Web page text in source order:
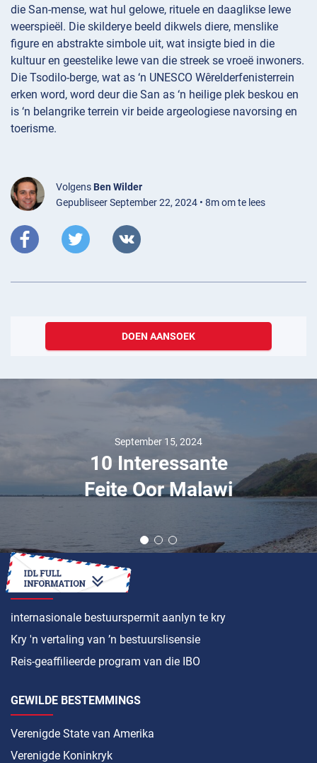
die San-mense, wat hul gelowe, rituele en daaglikse lewe
weerspieël. Die skilderye beeld dikwels diere, menslike
figure en abstrakte simbole uit, wat insigte bied in die
kultuur en geestelike lewe van die streek se vroeë inwoners.
Die Tsodilo-berge, wat as ‘n UNESCO Wêrelderfenisterrein
erken word, word deur die San as ‘n heilige plek beskou en
is ‘n belangrike terrein vir beide argeologiese navorsing en
toerisme.
Volgens Ben Wilder
Gepubliseer September 22, 2024 • 8m om te lees
DOEN AANSOEK
September 15, 2024
10 Interessante
Feite Oor Malawi
HOE OM ’N
internasionale bestuurspermit aanlyn te kry
Kry 'n vertaling van ’n bestuurslisensie
Reis-geaffilieerde program van die IBO
GEWILDE BESTEMMINGS
Verenigde State van Amerika
Verenigde Koninkryk